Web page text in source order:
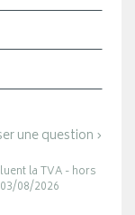
une question ›
la TVA - hors
08/2026